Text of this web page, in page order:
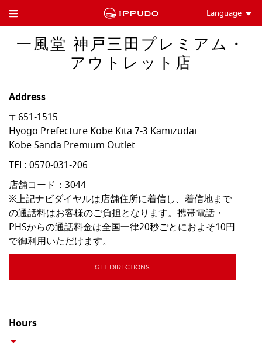
Toggle Header Menu Language
一風堂 神戸三田プレミアム・
アウトレット店
Address
〒651-1515
Hyogo Prefecture Kobe Kita 7-3 Kamizudai
Kobe Sanda Premium Outlet
TEL: 0570-031-206
店舗コード：3044
※上記ナビダイヤルは店舗住所に着信し、着信地まで
の通話料はお客様のご負担となります。携帯電話・
PHSからの通話料金は全国一律20秒ごとにおよそ10円
で御利用いただけます。
GET DIRECTIONS
Hours